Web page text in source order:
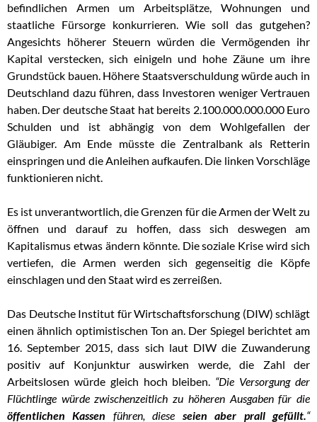
befindlichen Armen um Arbeitsplätze, Wohnungen und
staatliche Fürsorge konkurrieren. Wie soll das gutgehen?
Angesichts höherer Steuern würden die Vermögenden ihr
Kapital verstecken, sich einigeln und hohe Zäune um ihre
Grundstück bauen. Höhere Staatsverschuldung würde auch in
Deutschland dazu führen, dass Investoren weniger Vertrauen
haben. Der deutsche Staat hat bereits 2.100.000.000.000 Euro
Schulden und ist abhängig von dem Wohlgefallen der
Gläubiger. Am Ende müsste die Zentralbank als Retterin
einspringen und die Anleihen aufkaufen. Die linken Vorschläge
funktionieren nicht.
Es ist unverantwortlich, die Grenzen für die Armen der Welt zu
öffnen und darauf zu hoffen, dass sich deswegen am
Kapitalismus etwas ändern könnte. Die soziale Krise wird sich
vertiefen, die Armen werden sich gegenseitig die Köpfe
einschlagen und den Staat wird es zerreißen.
Das Deutsche Institut für Wirtschaftsforschung (DIW) schlägt
einen ähnlich optimistischen Ton an. Der Spiegel berichtet am
16. September 2015, dass sich laut DIW die Zuwanderung
positiv auf Konjunktur auswirken werde, die Zahl der
Arbeitslosen würde gleich hoch bleiben. “Die Versorgung der
Flüchtlinge würde zwischenzeitlich zu höheren Ausgaben für die
öffentlichen Kassen führen, diese seien aber prall gefüllt.“